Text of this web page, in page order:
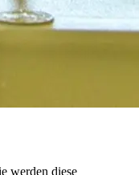
werden diese